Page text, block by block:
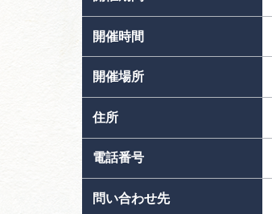
開催時間
開催場所
住所
電話番号
問い合わせ先